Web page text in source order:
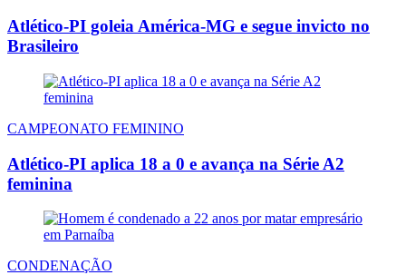
Atlético-PI goleia América-MG e segue invicto no
Brasileiro
CAMPEONATO FEMININO
Atlético-PI aplica 18 a 0 e avança na Série A2
feminina
CONDENAÇÃO